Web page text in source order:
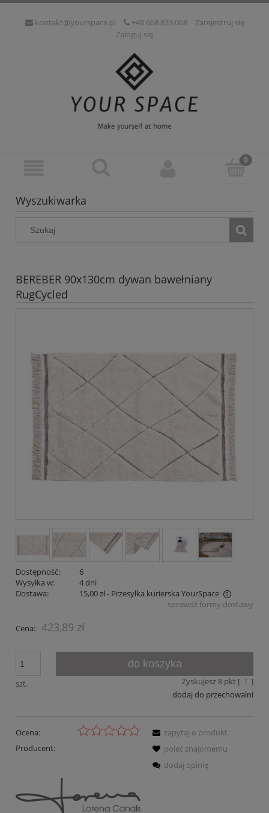
kontakt@yourspace.pl +48 668 833 068
Zarejestruj się
Zaloguj się
Wyszukiwarka
BEREBER 90x130cm dywan bawełniany
RugCycled
Dostępność:
6
Wysyłka w:
4 dni
Dostawa:
15,00 zł- Przesyłka kurierska YourSpace
Cena nie zawiera ewentualnych kosztów płatnościsprawdź formy dostawy
Cena: 423,89 zł
szt.
do koszyka
Zyskujesz 8pkt [ ? ]
dodaj do przechowalni
Ocena:
Producent:
zapytaj o produkt
poleć znajomemu
dodaj opinię